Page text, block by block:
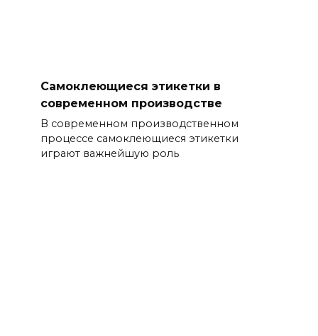
Самоклеющиеся этикетки в
современном производстве
В современном производственном
процессе самоклеющиеся этикетки
играют важнейшую роль